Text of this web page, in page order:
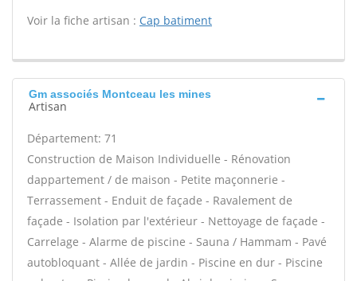
Voir la fiche artisan : Cap batiment
Gm associés Montceau les mines
Artisan
Département: 71
Construction de Maison Individuelle - Rénovation
dappartement / de maison - Petite maçonnerie -
Terrassement - Enduit de façade - Ravalement de
façade - Isolation par l'extérieur - Nettoyage de façade -
Carrelage - Alarme de piscine - Sauna / Hammam - Pavé
autobloquant - Allée de jardin - Piscine en dur - Piscine